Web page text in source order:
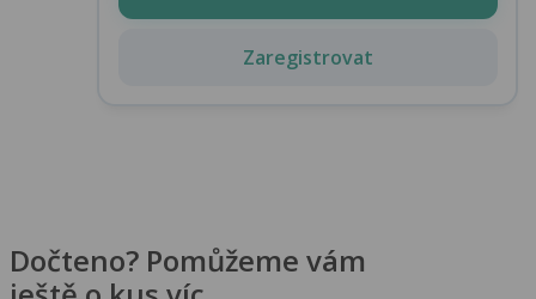
Zaregistrovat
Dočteno? Pomůžeme vám